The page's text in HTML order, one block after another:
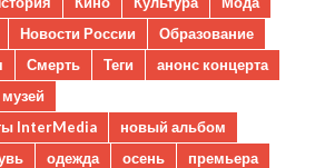
Новости России
Образование
Смерть Теги
анонс концерта
музей
InterMedia
новый альбом
одежда осень
премьера